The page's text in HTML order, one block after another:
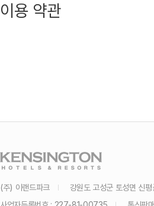
이용 약관
(주) 이랜드파크
강원도 고성군 토성면 신